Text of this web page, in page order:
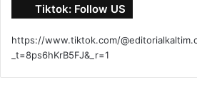
Tiktok: Follow US
https://www.tiktok.com/
_t=8ps6hKrB5FJ&_r=1